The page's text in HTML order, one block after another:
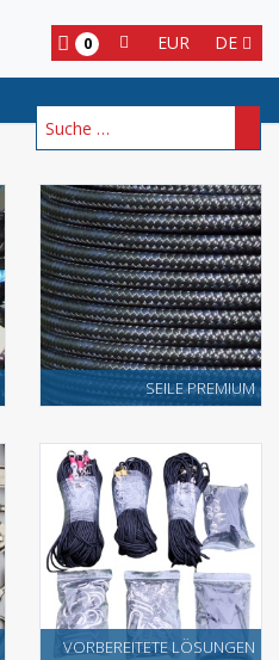
DE
EUR
0
Suchen
SEILE PREMIUM
VORBEREITETE LÖSUNGEN